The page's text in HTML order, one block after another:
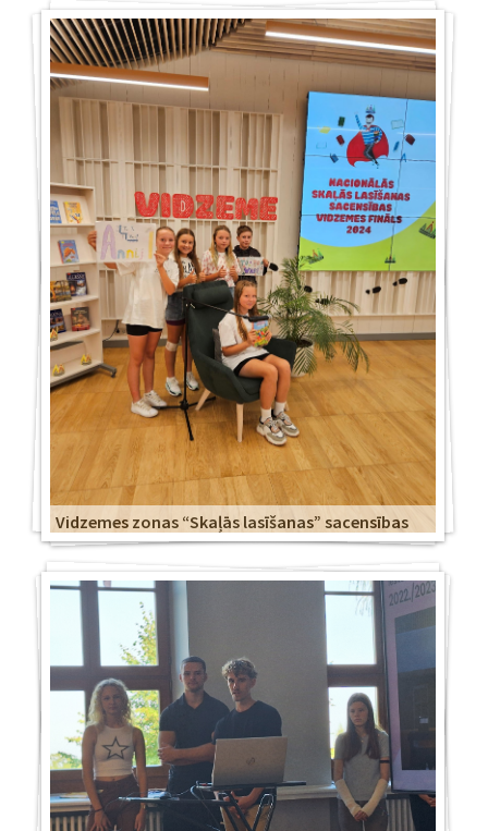
Vidzemes zonas “Skaļās lasīšanas” sacensības